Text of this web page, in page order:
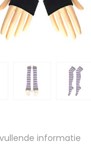
informatie